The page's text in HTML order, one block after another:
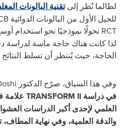
لطالما نُظر إلىتقنية البالونات
للجيل الأول من البالونات الدوائية
RCT تحولًا نموذجيًا نحو استخدام
لذا كانت هناك حاجة ماسة لدراسة
الحاجة، حيث يُنتظر أن تسلط النتائج الأولية بعد 12 شهرًا الضوء على الفوائد طويلة الأمد لتجنب زرع
وفي هذا السياق، صرّح الدكتور
في دراسةTRANSFORM II علامة
العلمي لإحدى أكبر الدراسات
والدقة العلمية، وفي نهاية